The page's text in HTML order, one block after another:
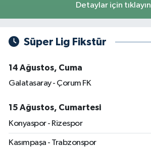
Detaylar için tıklayın
Süper Lig Fikstür
14 Ağustos, Cuma
Galatasaray - Çorum FK
15 Ağustos, Cumartesi
Konyaspor - Rizespor
Kasımpaşa - Trabzonspor